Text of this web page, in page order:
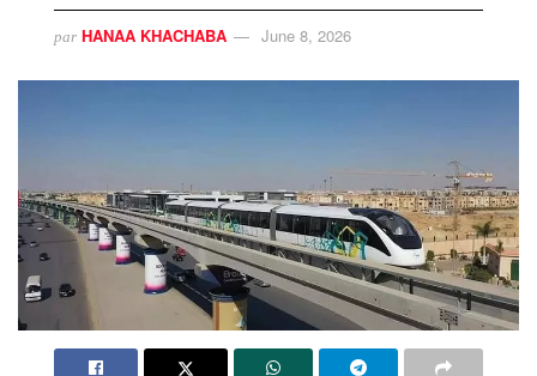
par HANAA KHACHABA June 8, 2026